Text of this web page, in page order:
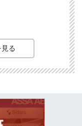
る